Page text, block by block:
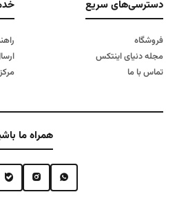
دسترسی‌های سریع
فروشگاه
مجله دنیای اینتکس
تماس با ما
همراه ما